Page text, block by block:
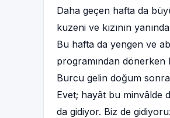
Daha geçen hafta da
kuzeni ve kızının
Bu hafta da yengen ve
programından dönerken
Burcu gelin doğum
Evet; hayât bu minvâlde
da gidiyor. Biz de